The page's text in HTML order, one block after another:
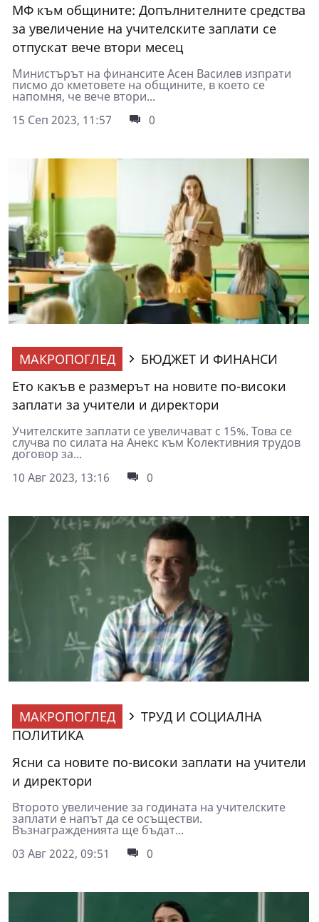
МФ към общините: Допълнителните средства
за увеличение на учителските заплати се
отпускат вече втори месец
Министърът на финансите Асен Василев изпрати
писмо до кметовете на общините, в което се
напомня, че вече втори...
15 Сеп 2023, 11:57
0
МАКРОПОГЛЕД
БЮДЖЕТ И ФИНАНСИ
Ето какъв е размерът на новите по-високи
заплати за учители и директори
Учителските заплати се увеличават с 15%. Това се
случва по силата на Aнекс към Kолективния трудов
договор за...
10 Авг 2023, 13:16
0
МАКРОПОГЛЕД
ТРУД И СОЦИАЛНА
ПОЛИТИКА
Ясни са новите по-високи заплати на учители
и директори
Второто увеличение за годината на учителските
заплати е напът да се осъществи.
Възнагражденията ще бъдат...
03 Авг 2022, 09:51
0